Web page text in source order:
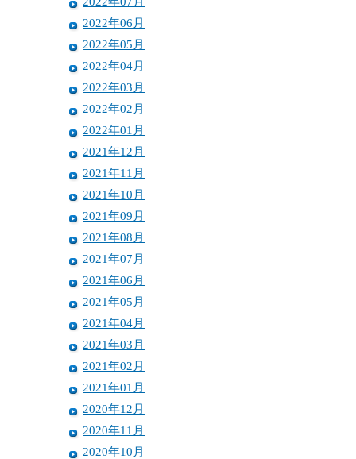
2022年06月
2022年05月
2022年04月
2022年03月
2022年02月
2022年01月
2021年12月
2021年11月
2021年10月
2021年09月
2021年08月
2021年07月
2021年06月
2021年05月
2021年04月
2021年03月
2021年02月
2021年01月
2020年12月
2020年11月
2020年10月